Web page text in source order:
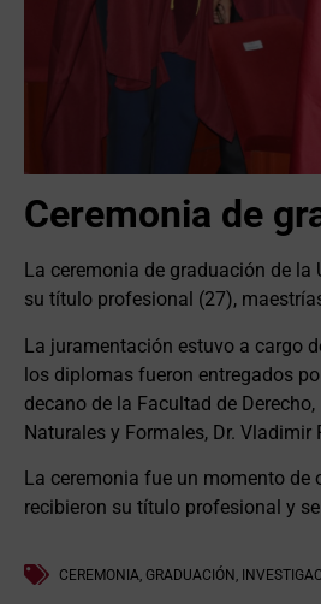
Ceremonia de
La ceremonia de graduación de
su título profesional (27),
La juramentación estuvo a cargo
los diplomas fueron entregados
decano de la Facultad de
Naturales y Formales, Dr. Vladimir
La ceremonia fue un momento
recibieron su título profesional y
CEREMONIA GRADUACIÓN